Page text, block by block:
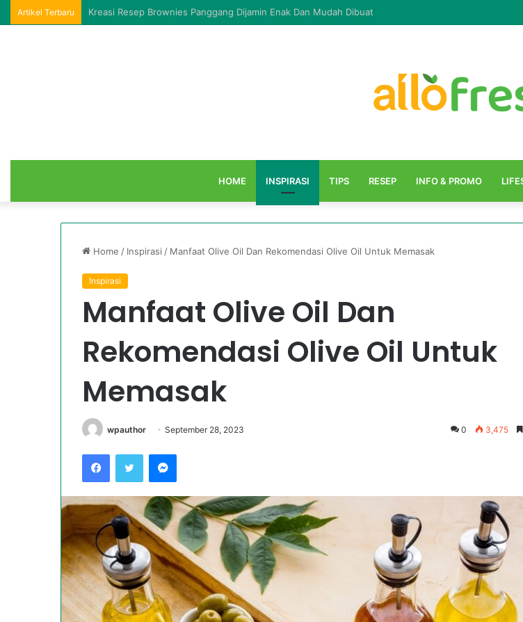
Artikel Terbaru Kreasi Resep Brownies Panggang Dijamin Enak Dan Mudah Dibuat
HOME INSPIRASI TIPS RESEP INFO & PROMO
Home / Inspirasi / Manfaat Olive Oil Dan Rekomendasi Olive Oil Untuk Memasak
Inspirasi
Manfaat Olive Oil Dan
Rekomendasi Olive Oil Untuk
Memasak
wpauthor September 28, 2023 0 3,475
FacebookTwitter Messenger